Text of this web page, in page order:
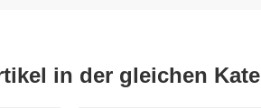
in der gleichen